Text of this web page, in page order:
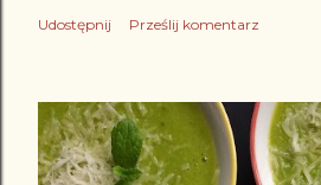
Udostępnij Prześlij komentarz